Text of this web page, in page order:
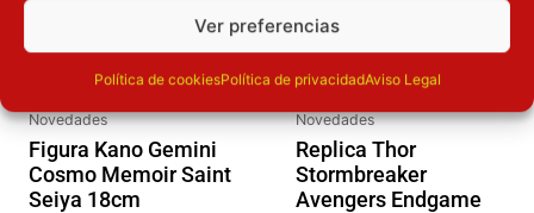
Ver preferencias
Política de cookiesPolítica de privacidadAviso Legal
Novedades
Figura Kano Gemini
Cosmo Memoir Saint
Seiya 18cm
Novedades
Replica Thor
Stormbreaker
Avengers Endgame